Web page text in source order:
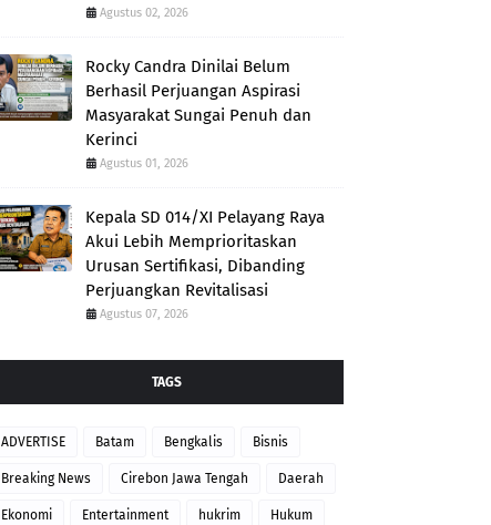
Agustus 02, 2026
Rocky Candra Dinilai Belum
Berhasil Perjuangan Aspirasi
Masyarakat Sungai Penuh dan
Kerinci
Agustus 01, 2026
Kepala SD 014/XI Pelayang Raya
Akui Lebih Memprioritaskan
Urusan Sertifikasi, Dibanding
Perjuangkan Revitalisasi
Agustus 07, 2026
TAGS
ADVERTISE Batam Bengkalis Bisnis
Breaking News Cirebon Jawa Tengah Daerah
Ekonomi Entertainment hukrim Hukum